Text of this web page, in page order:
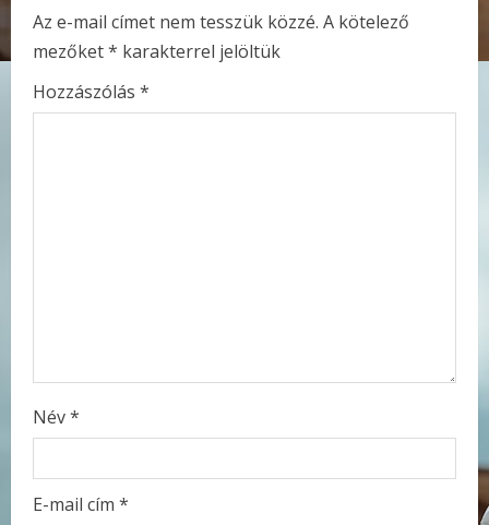
e
R
g
Az e-mail címet nem tesszük közzé. A kötelező
mezőket* karakterrel jelöltük
Hozzászólás *
Név*
E-mail cím *